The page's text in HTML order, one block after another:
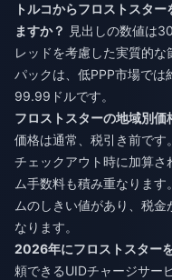
トルコからフロストスタ
ますか？ 見出しの数値は
レッドを考慮した実質的
パックは、低PPP市場で
99.99ドルです。
フロストスターの地域別価
価格は通常、税引き前です
チェックアウト時に加算
ム手数料も積み重なりま
ムのしきい値があり、税
なります。
2026年にフロストスター
頼できるUIDチャージサー